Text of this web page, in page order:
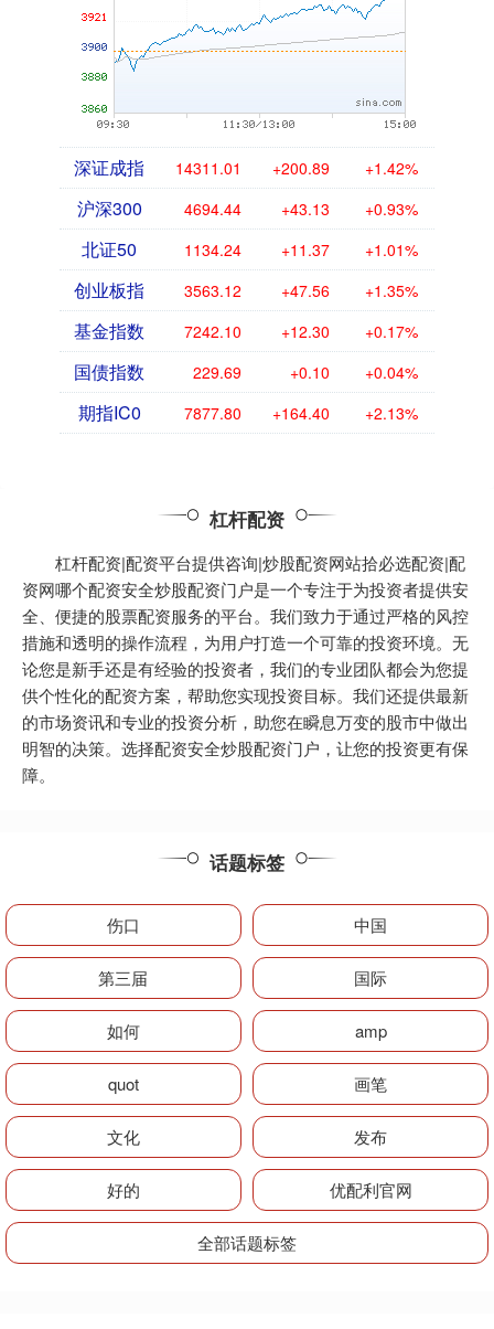
深证成指 14311.01 +200.89 +1.42%
沪深300 4694.44 +43.13 +0.93%
北证50 1134.24 +11.37 +1.01%
创业板指 3563.12 +47.56 +1.35%
基金指数 7242.10 +12.30 +0.17%
国债指数 229.69 +0.10 +0.04%
期指IC0 7877.80 +164.40 +2.13%
杠杆配资
杠杆配资|配资平台提供咨询|炒股配资网站拾必选配资|配
资网哪个配资安全炒股配资门户是一个专注于为投资者提供安
全、便捷的股票配资服务的平台。我们致力于通过严格的风控
措施和透明的操作流程，为用户打造一个可靠的投资环境。无
论您是新手还是有经验的投资者，我们的专业团队都会为您提
供个性化的配资方案，帮助您实现投资目标。我们还提供最新
的市场资讯和专业的投资分析，助您在瞬息万变的股市中做出
明智的决策。选择配资安全炒股配资门户，让您的投资更有保
障。
话题标签
伤口 中国
第三届 国际
如何 amp
quot 画笔
文化 发布
好的 优配利官网
全部话题标签